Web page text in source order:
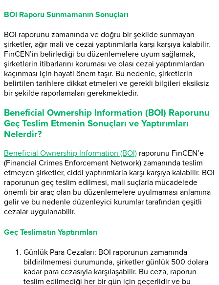
BOI Raporu Sunmamanın Sonuçları
BOI raporunu zamanında ve doğru bir şekilde sunmayan
şirketler, ağır mali ve cezai yaptırımlarla karşı karşıya kalabilir.
FinCEN’in belirlediği bu düzenlemelere uyum sağlamak,
şirketlerin itibarlarını koruması ve olası cezai yaptırımlardan
kaçınması için hayati önem taşır. Bu nedenle, şirketlerin
belirtilen tarihlere dikkat etmeleri ve gerekli bilgileri eksiksiz
bir şekilde raporlamaları gerekmektedir.
Beneficial Ownership Information (BOI) Raporunu
Geç Teslim Etmenin Sonuçları ve Yaptırımları
Nelerdir?
Beneficial Ownership Information (BOI) raporunu FinCEN’e
(Financial Crimes Enforcement Network) zamanında teslim
etmeyen şirketler, ciddi yaptırımlarla karşı karşıya kalabilir. BOI
raporunun geç teslim edilmesi, mali suçlarla mücadelede
önemli bir araç olan bu düzenlemelere uyulmaması anlamına
gelir ve bu nedenle düzenleyici kurumlar tarafından çeşitli
cezalar uygulanabilir.
Geç Teslimatın Yaptırımları
Günlük Para Cezaları: BOI raporunun zamanında
bildirilmemesi durumunda, şirketler günlük 500 dolara
kadar para cezasıyla karşılaşabilir. Bu ceza, raporun
teslim edilmediği her bir gün için geçerlidir ve bu